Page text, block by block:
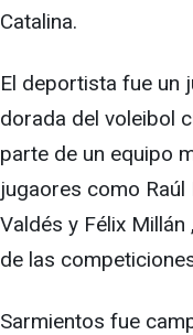
Catalina.
El deportista fue un
dorada del voleibol
parte de un equipo
jugaores como Raúl
Valdés y Félix Millán
de las
Sarmientos fue